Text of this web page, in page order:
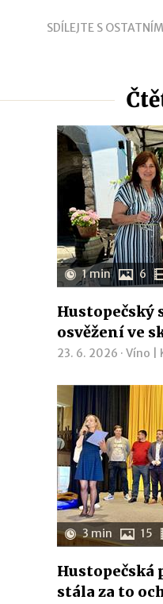
SDÍLEJTE S
1 min 6
Hustopečský
osvěžení ve
23. 6. 2026 · Víno
3 min 15
Hustopečská
stála za to